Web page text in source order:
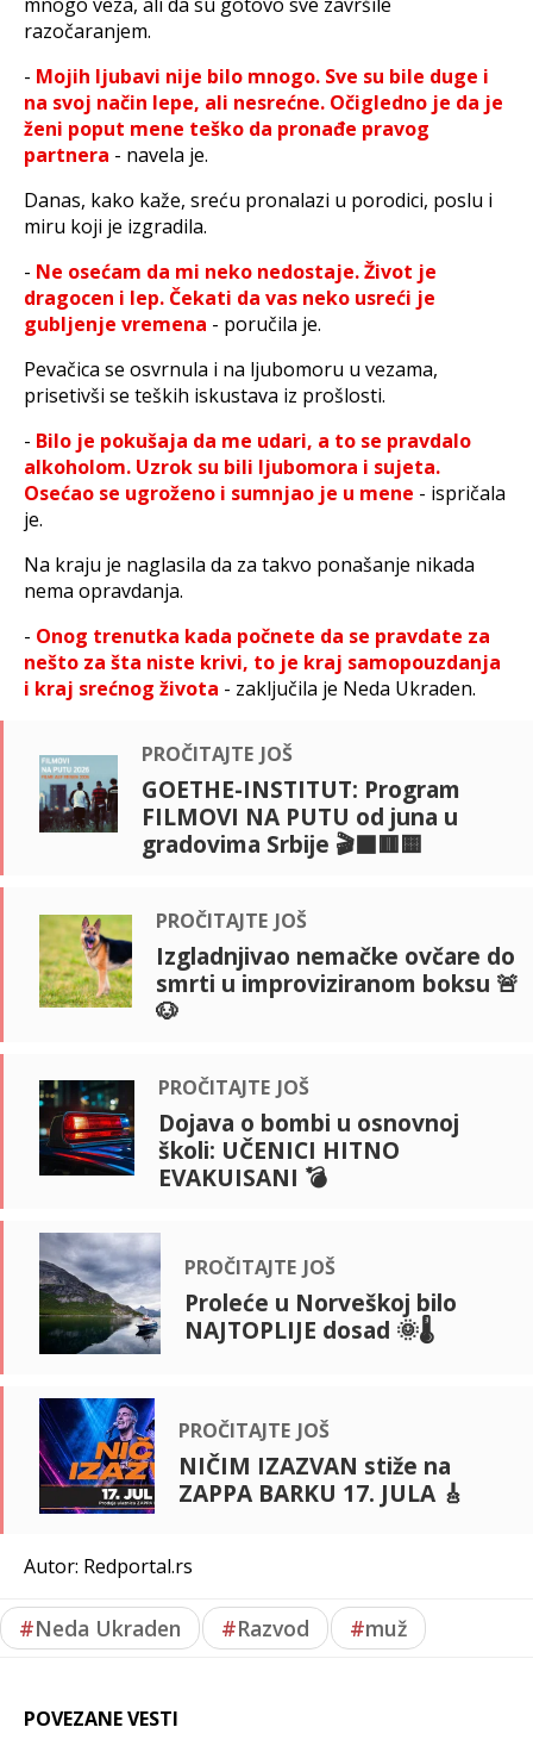
razočaranjem.
- Mojih ljubavi nije bilo mnogo. Sve su bile duge i
na svoj način lepe, ali nesrećne. Očigledno je da je
ženi poput mene teško da pronađe pravog
partnera - navela je.
Danas, kako kaže, sreću pronalazi u porodici, poslu i
miru koji je izgradila.
- Ne osećam da mi neko nedostaje. Život je
dragocen i lep. Čekati da vas neko usreći je
gubljenje vremena - poručila je.
Pevačica se osvrnula i na ljubomoru u vezama,
prisetivši se teških iskustava iz prošlosti.
- Bilo je pokušaja da me udari, a to se pravdalo
alkoholom. Uzrok su bili ljubomora i sujeta.
Osećao se ugroženo i sumnjao je u mene - ispričala
je.
Na kraju je naglasila da za takvo ponašanje nikada
nema opravdanja.
- Onog trenutka kada počnete da se pravdate za
nešto za šta niste krivi, to je kraj samopouzdanja
i kraj srećnog života - zaključila je Neda Ukraden.
pročitajte još
GOETHE-INSTITUT: Program
FILMOVI NA PUTU od juna u
gradovima Srbije 🎬⬛🟥🟨
pročitajte još
Izgladnjivao nemačke ovčare do
smrti u improviziranom boksu 🚨
🐶
pročitajte još
Dojava o bombi u osnovnoj
školi: UČENICI HITNO
EVAKUISANI 💣
pročitajte još
Proleće u Norveškoj bilo
NAJTOPLIJE dosad 🌞🌡️
pročitajte još
NIČIM IZAZVAN stiže na
ZAPPA BARKU 17. JULA 🎸
Autor: Redportal.rs
#Neda Ukraden #Razvod #muž
POVEZANE VESTI